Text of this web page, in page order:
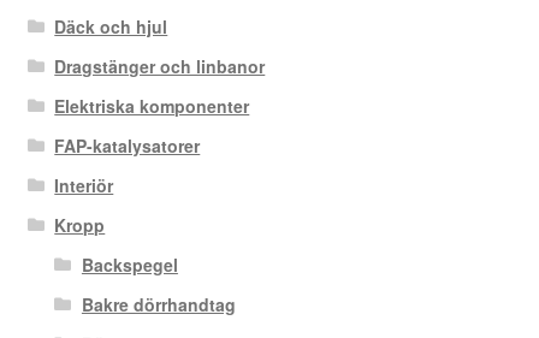
Däck och hjul
Dragstänger och linbanor
Elektriska komponenter
FAP-katalysatorer
Interiör
Kropp
Backspegel
Bakre dörrhandtag